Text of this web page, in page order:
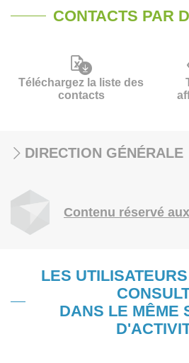
CONTACTS PAR
Téléchargez la liste des
contacts
DIRECTION GÉNÉRALE
Contenu réservé
LES
DANS LE MÊME